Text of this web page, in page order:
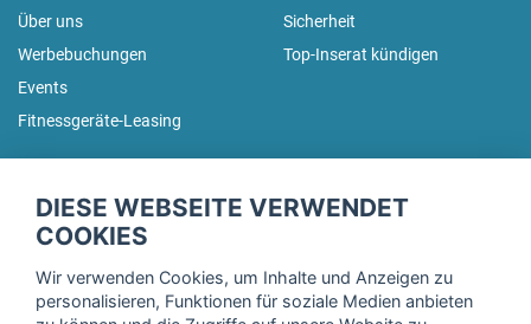
Über uns
Werbebuchungen
Events
Fitnessgeräte-Leasing
Sicherheit
Top-Inserat kündigen
Trage dich hier für unseren Newsletter ein und erhalte regelmäßig
DIESE WEBSEITE VERWENDET
COOKIES
Wir verwenden Cookies, um Inhalte und Anzeigen zu
personalisieren, Funktionen für soziale Medien anbieten